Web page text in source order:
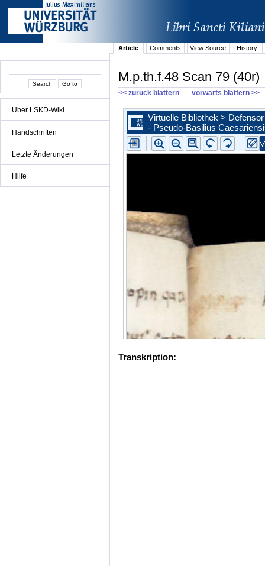
Über LSKD-Wiki
Handschriften
Letzte Änderungen
Hilfe
Article Comments View Source History
M.p.th.f.48 Scan 79 (40r)
<< zurück blättern vorwärts blättern >>
Transkription: